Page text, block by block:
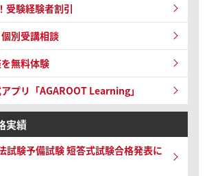
受験経験者割引
別受講相談
無料体験
プリ「AGAROOT Learning」
実績
試験予備試験 短答式試験合格発表に